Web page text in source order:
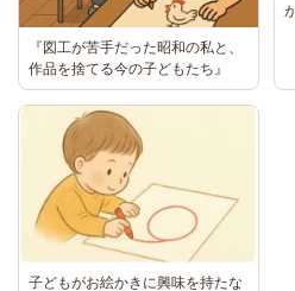
『図工が苦手だった昭和の私と、
作品を捨てる今の子どもたち』
子どもがお絵かきに興味を持たな